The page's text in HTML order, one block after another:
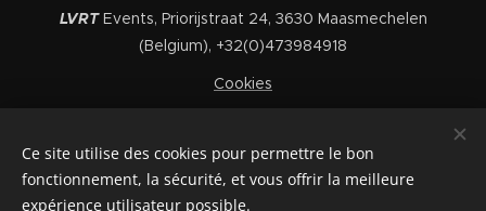
LVRTEvents, Priorijstraat 24, 3630 Maasmechelen
(Belgium), +32(0)473984918
Cookies
Nederlands
English Français
Ce site utilise des cookies pour permettre le bon
fonctionnement, la sécurité, et vous offrir la meilleure
expérience utilisateur possible.